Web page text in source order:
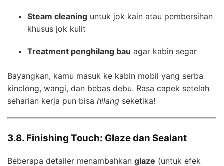
Steam cleaning untuk jok kain atau pembersihan
khusus jok kulit
Treatment penghilang bau agar kabin segar
Bayangkan, kamu masuk ke kabin mobil yang serba
kinclong, wangi, dan bebas debu. Rasa capek setelah
seharian kerja pun bisa hilang seketika!
3.8. Finishing Touch: Glaze dan Sealant
Beberapa detailer menambahkan glaze (untuk efek